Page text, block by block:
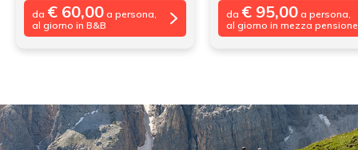
da € 60,00 a persona,
al giorno in B&B
da € 95,00 a persona,
al giorno in mezza pensione